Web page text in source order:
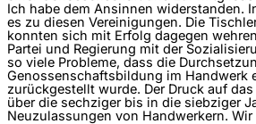
Ich habe dem Ansinnen widerstanden.
es zu diesen Vereinigungen. Die
konnten sich mit Erfolg dagegen
Partei und Regierung mit der
so viele Probleme, dass die
Genossenschaftsbildung im Handwerk
zurückgestellt wurde. Der Druck auf
über die sechziger bis in die siebziger
Neuzulassungen von Handwerkern.